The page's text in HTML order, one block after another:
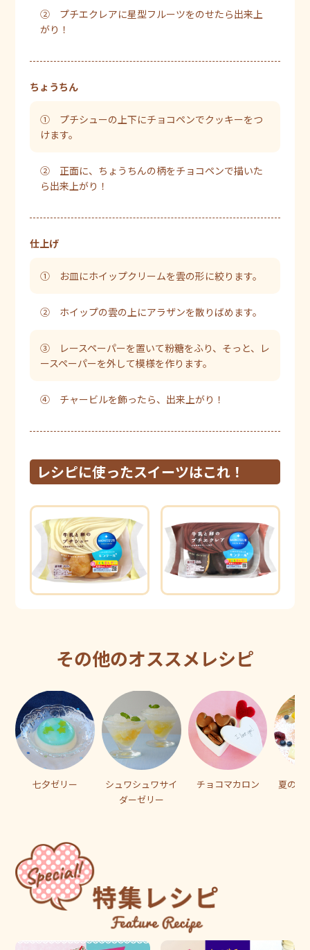
② プチエクレアに星型フルーツをのせたら出来上
がり！
ちょうちん
① プチシューの上下にチョコペンでクッキーをつ
けます。
② 正面に、ちょうちんの柄をチョコペンで描いた
ら出来上がり！
仕上げ
① お皿にホイップクリームを雲の形に絞ります。
② ホイップの雲の上にアラザンを散りばめます。
③ レースペーパーを置いて粉糖をふり、そっと、レ
ースペーパーを外して模様を作ります。
④ チャービルを飾ったら、出来上がり！
レシピに使ったスイーツはこれ！
その他のオススメレシピ
七夕ゼリー
シュワシュワサイ
ダーゼリー
チョコマカロン 夏のダ